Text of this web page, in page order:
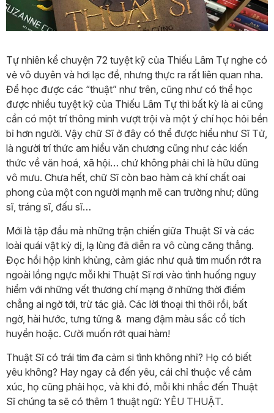
Tự nhiên kể chuyện 72 tuyệt kỹ của Thiếu Lâm Tự nghe có
vẻ vô duyên và hơi lạc đề, nhưng thực ra rất liên quan nha.
Để học được các “thuật” như trên, cũng như có thể học
được nhiều tuyệt kỹ của Thiếu Lâm Tự thì bất kỳ là ai cũng
cần có một trí thông minh vượt trội và một ý chí học hỏi bền
bỉ hơn người. Vậy chữ Sĩ ở đây có thể được hiểu như Sĩ Tử,
là người trí thức am hiểu văn chương cũng như các kiến
thức về văn hoá, xã hội… chứ không phải chỉ là hữu dũng
vô mưu. Chưa hết, chữ Sĩ còn bao hàm cả khí chất oai
phong của một con người mạnh mẽ can trường như; dũng
sĩ, tráng sĩ, đấu sĩ…
Mới là tập đầu mà những trận chiến giữa Thuật Sĩ và các
loài quái vật kỳ dị, lạ lùng đã diễn ra vô cùng căng thẳng.
Đọc hồi hộp kinh khủng, cảm giác như quả tim muốn rớt ra
ngoài lồng ngực mỗi khi Thuật Sĩ rơi vào tình huống nguy
hiểm với những vết thương chí mạng ở những thời điểm
chẳng ai ngờ tới, trừ tác giả. Các lời thoại thì thôi rồi, bất
ngờ, hài hước, tưng tửng & mang đậm màu sắc cổ tích
huyền hoặc. Cười muốn rớt quai hàm!
Thuật Sĩ có trái tim đa cảm si tình không nhỉ? Họ có biết
yêu không? Hay ngay cả đến yêu, cái chỉ thuộc về cảm
xúc, họ cũng phải học, và khi đó, mỗi khi nhắc đến Thuật
Sĩ chúng ta sẽ có thêm 1 thuật ngữ: YÊU THUẬT.